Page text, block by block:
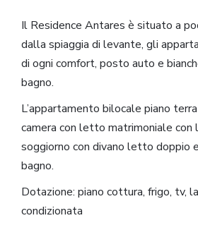
Il Residence Antares è situato a
dalla spiaggia di levante, gli
di ogni comfort, posto auto e
bagno.
L’appartamento bilocale piano
camera con letto matrimoniale
soggiorno con divano letto doppio
bagno.
Dotazione: piano cottura, frigo, tv,
condizionata